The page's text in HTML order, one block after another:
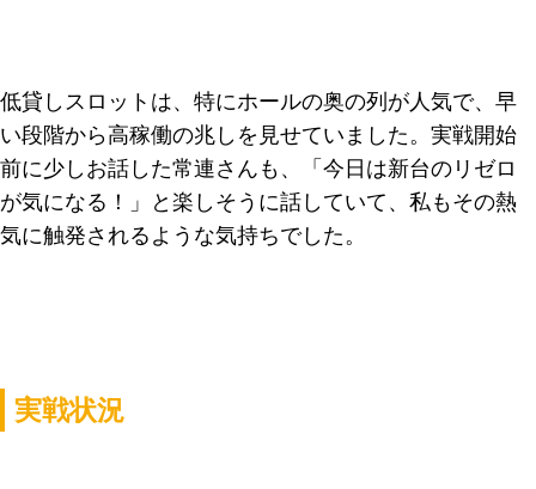
低貸しスロットは、特にホールの奥の列が人気で、早
い段階から高稼働の兆しを見せていました。実戦開始
前に少しお話した常連さんも、「今日は新台のリゼロ
が気になる！」と楽しそうに話していて、私もその熱
気に触発されるような気持ちでした。
実戦状況